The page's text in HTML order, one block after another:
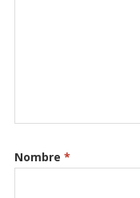
Nombre *